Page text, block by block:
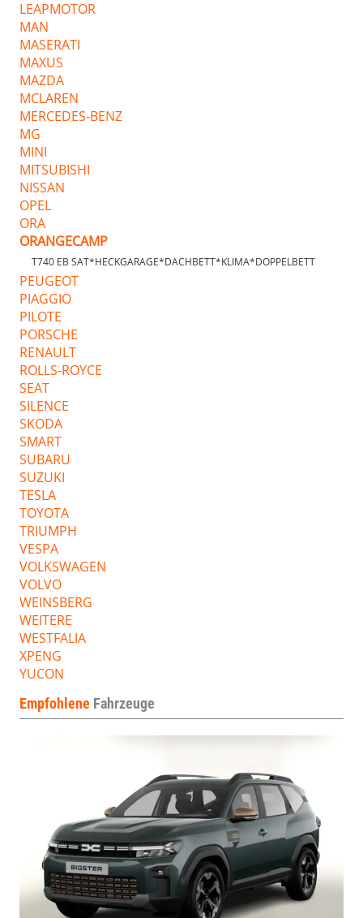
LEAPMOTOR
MAN
MASERATI
MAXUS
MAZDA
MCLAREN
MERCEDES-BENZ
MG
MINI
MITSUBISHI
NISSAN
OPEL
ORA
ORANGECAMP
T740 EB SAT*HECKGARAGE*DACHBETT*KLIMA*DOPPELBETT
PEUGEOT
PIAGGIO
PILOTE
PORSCHE
RENAULT
ROLLS-ROYCE
SEAT
SILENCE
SKODA
SMART
SUBARU
SUZUKI
TESLA
TOYOTA
TRIUMPH
VESPA
VOLKSWAGEN
VOLVO
WEINSBERG
WEITERE
WESTFALIA
XPENG
YUCON
Empfohlene Fahrzeuge